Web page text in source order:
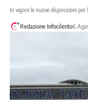
In vigore le nuove disposizioni per
Redazione Infocilento6